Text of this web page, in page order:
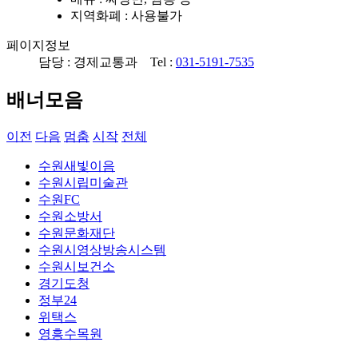
지역화폐 : 사용불가
페이지정보
담당 : 경제교통과 Tel : 031-5191-7535
배너모음
이전 다음 멈춤 시작 전체
수원새빛이음
수원시립미술관
수원FC
수원소방서
수원문화재단
수원시영상방송시스템
수원시보건소
경기도청
정부24
위택스
영흥수목원